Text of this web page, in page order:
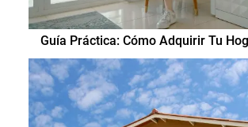
Guía Práctica: Cómo Adquirir Tu